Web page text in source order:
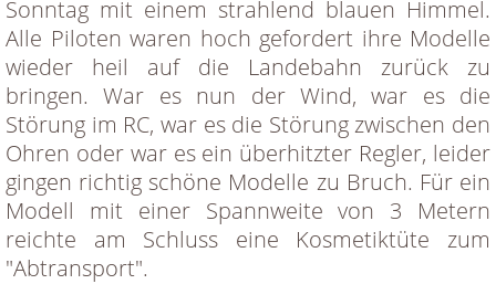
Sonntag mit einem strahlend blauen Himmel.
Alle Piloten waren hoch gefordert ihre Modelle
wieder heil auf die Landebahn zurück zu
bringen. War es nun der Wind, war es die
Störung im RC, war es die Störung zwischen den
Ohren oder war es ein überhitzter Regler, leider
gingen richtig schöne Modelle zu Bruch. Für ein
Modell mit einer Spannweite von 3 Metern
reichte am Schluss eine Kosmetiktüte zum
"Abtransport".